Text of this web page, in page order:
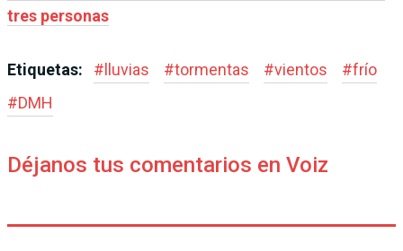
tres personas
Etiquetas: # lluvias #tormentas #vientos #frío
#DMH
Déjanos tus comentarios en Voiz